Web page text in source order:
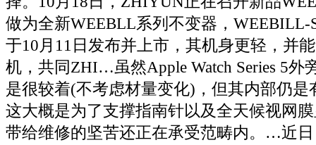
做为全新WEEBLL系列不变器，WEEBILL-
于10月11日发布并上市，其机身更轻，并
机，共同ZHI…虽然Apple Watch Series 5外
是很较着(不考虑材量变化)，但其内部仍是
这大概是为了支撑指南针以及全天候视网
带给维修的坚苦还正在承受范畴内。…近